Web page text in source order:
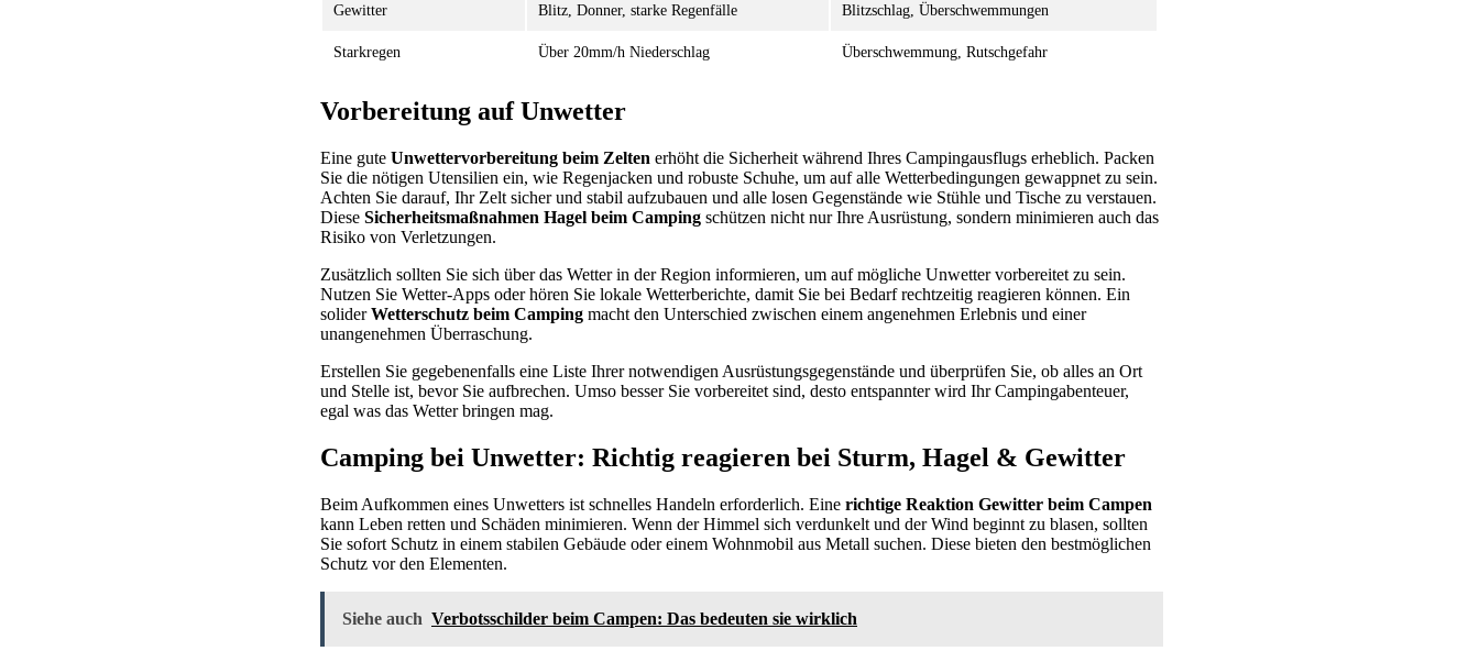
Gewitter Blitz, Donner, starke Regenfälle Blitzschlag, Überschwemmungen
Starkregen Über 20mm/h Niederschlag Überschwemmung, Rutschgefahr
Vorbereitung auf Unwetter
Eine gute Unwettervorbereitung beim Zelten erhöht die Sicherheit während Ihres Campingausflugs erheblich. Packen
Sie die nötigen Utensilien ein, wie Regenjacken und robuste Schuhe, um auf alle Wetterbedingungen gewappnet zu sein.
Achten Sie darauf, Ihr Zelt sicher und stabil aufzubauen und alle losen Gegenstände wie Stühle und Tische zu verstauen.
Diese Sicherheitsmaßnahmen Hagel beim Camping schützen nicht nur Ihre Ausrüstung, sondern minimieren auch das
Risiko von Verletzungen.
Zusätzlich sollten Sie sich über das Wetter in der Region informieren, um auf mögliche Unwetter vorbereitet zu sein.
Nutzen Sie Wetter-Apps oder hören Sie lokale Wetterberichte, damit Sie bei Bedarf rechtzeitig reagieren können. Ein
soliderWetterschutz beim Camping macht den Unterschied zwischen einem angenehmen Erlebnis und einer
unangenehmen Überraschung.
Erstellen Sie gegebenenfalls eine Liste Ihrer notwendigen Ausrüstungsgegenstände und überprüfen Sie, ob alles an Ort
und Stelle ist, bevor Sie aufbrechen. Umso besser Sie vorbereitet sind, desto entspannter wird Ihr Campingabenteuer,
egal was das Wetter bringen mag.
Camping bei Unwetter: Richtig reagieren bei Sturm, Hagel & Gewitter
Beim Aufkommen eines Unwetters ist schnelles Handeln erforderlich. Eine richtige Reaktion Gewitter beim Campen
kann Leben retten und Schäden minimieren. Wenn der Himmel sich verdunkelt und der Wind beginnt zu blasen, sollten
Sie sofort Schutz in einem stabilen Gebäude oder einem Wohnmobil aus Metall suchen. Diese bieten den bestmöglichen
Schutz vor den Elementen.
Siehe auch Verbotsschilder beim Campen: Das bedeuten sie wirklich